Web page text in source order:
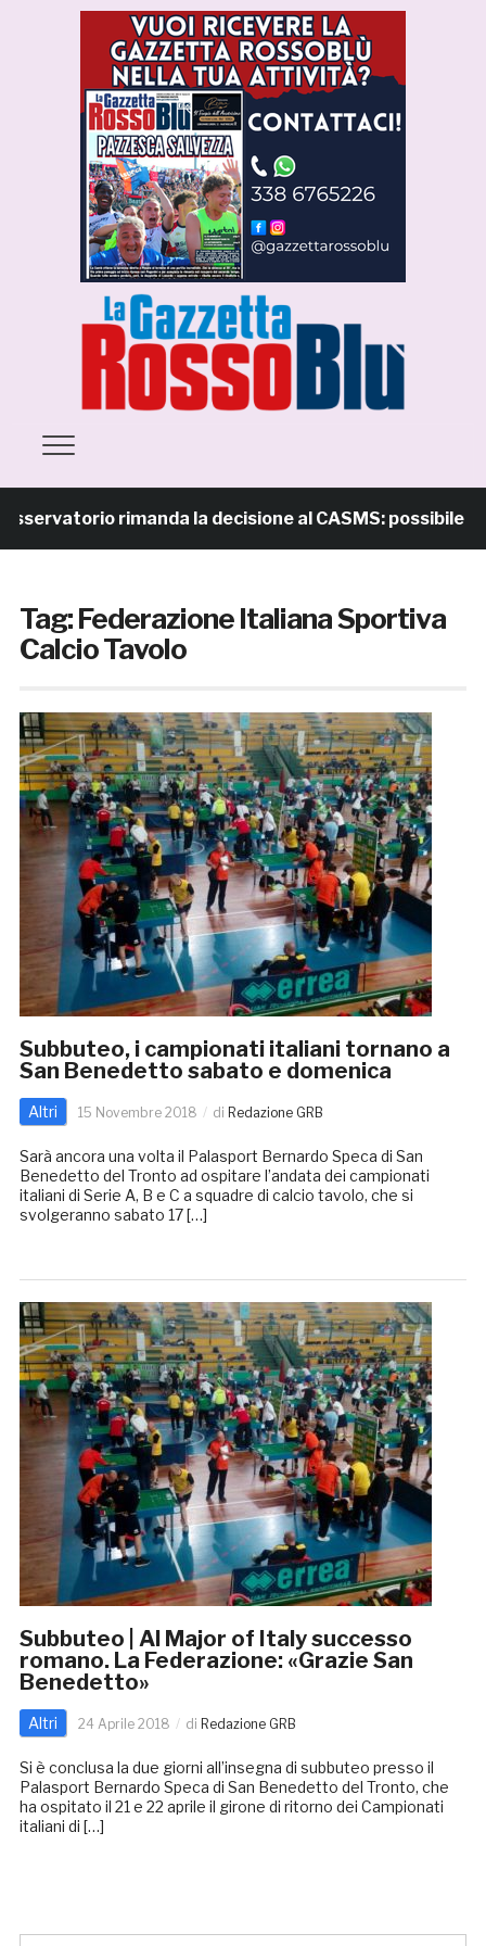
rimanda la decisione al CASMS: possibile
Tag:Federazione Italiana Sportiva
Calcio Tavolo
Subbuteo, i campionati italiani tornano a
San Benedetto sabato e domenica
Altri 15 Novembre 2018 di Redazione GRB
Sarà ancora una volta il Palasport Bernardo Speca di San
Benedetto del Tronto ad ospitare l’andata dei campionati
italiani di Serie A, B e C a squadre di calcio tavolo, che si
svolgeranno sabato 17 […]
Subbuteo | Al Major of Italy successo
romano. La Federazione: «Grazie San
Benedetto»
Altri 24 Aprile 2018 di Redazione GRB
Si è conclusa la due giorni all’insegna di subbuteo presso il
Palasport Bernardo Speca di San Benedetto del Tronto, che
ha ospitato il 21 e 22 aprile il girone di ritorno dei Campionati
italiani di […]